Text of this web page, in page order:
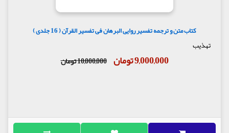
کتاب متن و ترجمه تفسیر روایی البرهان فی تفسیر القرآن ( 16 جلدی )
تهذیب
9,000,000 تومان 10,000,000 تومان